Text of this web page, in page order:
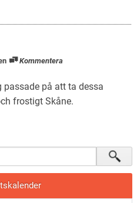
Kommentera
på att ta dessa
frostigt Skåne.